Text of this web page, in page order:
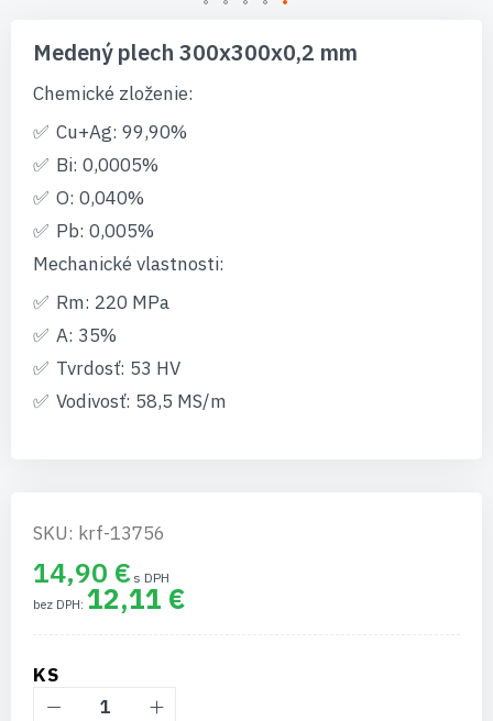
začiatok
galérie
obrázkov
Medený plech 300x300x0,2 mm
Chemické zloženie:
Cu+Ag: 99,90%
Bi: 0,0005%
O: 0,040%
Pb: 0,005%
Mechanické vlastnosti:
Rm: 220 MPa
A: 35%
Tvrdosť: 53 HV
Vodivosť: 58,5 MS/m
SKU: krf-13756
14,90 €
12,11 €
KS